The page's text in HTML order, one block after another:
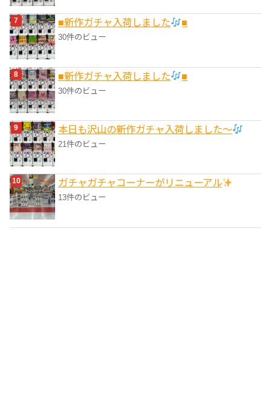
■新作ガチャ入荷しました ■
30件のビュー
■新作ガチャ入荷しました ■
30件のビュー
本日も沢山の新作ガチャ入荷しました〜
21件のビュー
ガチャガチャコーナーがリニューアル
13件のビュー